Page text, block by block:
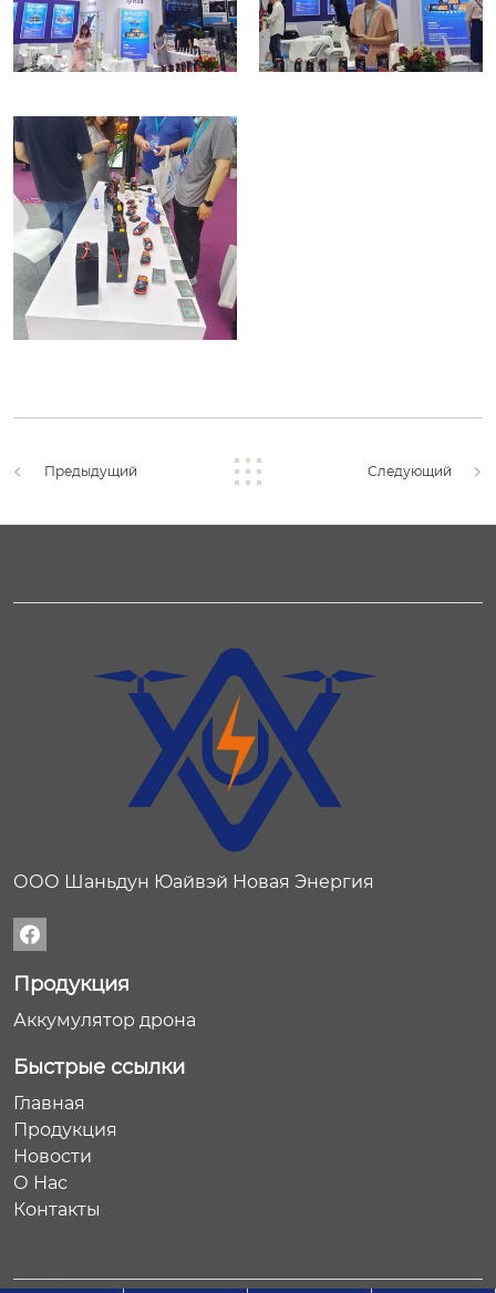
Предыдущий Следующий
ООО Шаньдун Юайвэй Новая Энергия

Продукция
Аккумулятор дрона
Быстрые ссылки
Главная
Продукция
Новости
О Нас
Контакты